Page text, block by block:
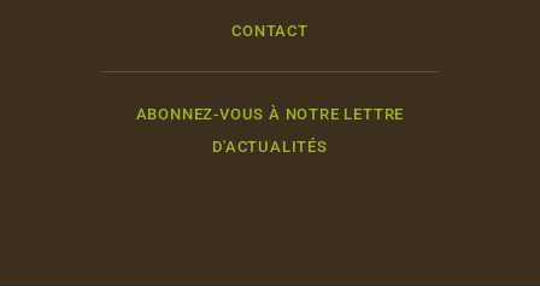
CONTACT
ABONNEZ-VOUS À NOTRE LETTRE
D'ACTUALITÉS